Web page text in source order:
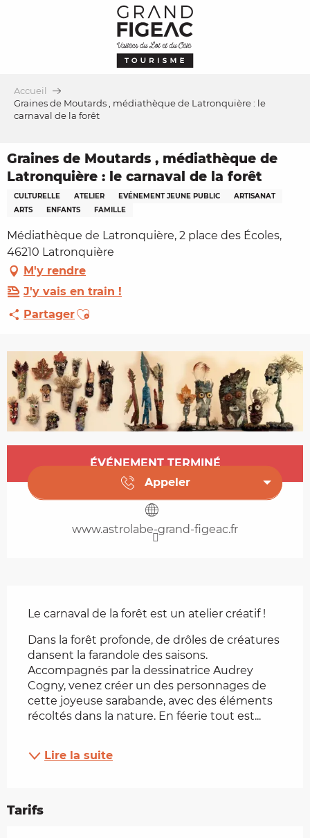
Accueil
Graines de Moutards , médiathèque de Latronquière : le
carnaval de la forêt
Graines de Moutards , médiathèque de
Latronquière : le carnaval de la forêt
CULTURELLE ATELIER EVÉNEMENT JEUNE PUBLIC
ARTISANAT
ARTS
ENFANTS FAMILLE
Médiathèque de Latronquière, 2 place des Écoles,
46210 Latronquière
M'y rendre
J'y vais en train !
PartagerAjouter aux favoris
Ouverture et coordonnées
ÉVÉNEMENT TERMINÉ
Appeler
www.astrolabe-grand-figeac.fr
Le carnaval de la forêt est un atelier créatif !
Dans la forêt profonde, de drôles de créatures
dansent la farandole des saisons.
Accompagnés par la dessinatrice Audrey
Cogny, venez créer un des personnages de
cette joyeuse sarabande, avec des éléments
récoltés dans la nature. En féerie tout est...
Lire la suite
Tarifs